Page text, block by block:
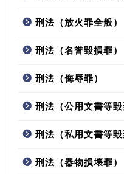
刑法（放火罪全般）
刑法（名誉毀損罪）
刑法（侮辱罪）
刑法（公用文書等毀
刑法（私用文書等毀
刑法（器物損壊罪）